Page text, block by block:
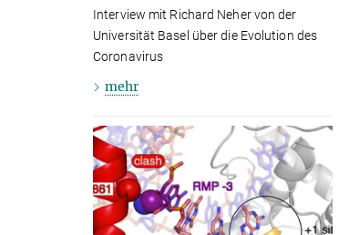
Interview mit Richard Neher von der
Universität Basel über die Evolution des
Coronavirus
mehr